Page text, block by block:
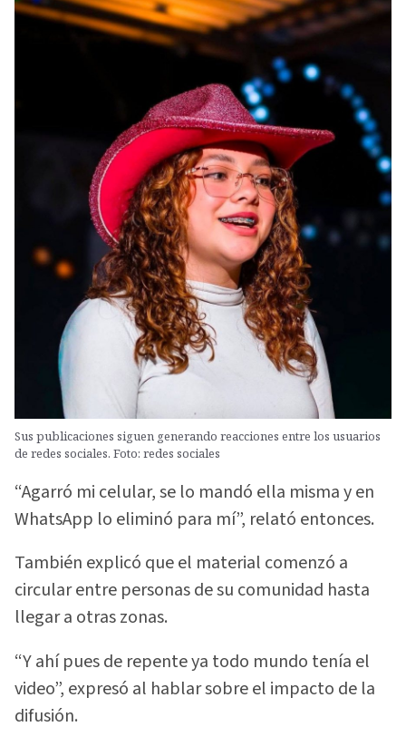
Sus publicaciones siguen generando reacciones entre los usuarios
de redes sociales. Foto: redes sociales
“Agarró mi celular, se lo mandó ella misma y en
WhatsApp lo eliminó para mí”, relató entonces.
También explicó que el material comenzó a
circular entre personas de su comunidad hasta
llegar a otras zonas.
“Y ahí pues de repente ya todo mundo tenía el
video”, expresó al hablar sobre el impacto de la
difusión.